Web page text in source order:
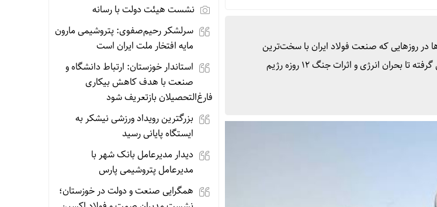
در روزهایی که صنعت فولاد ایران با سخت‌ترین
آزمون‌های دهه اخیر خود روبه‌روست، از تحریم‌های فنی و محدودیت‌های بین‌المللی گرفته تا بحران انرژی و اثرات جنگ ۱۲ روزه رژیم
نشست هیئت دولت با رسانه
سرلشکر رحیم‌صفوی: پتروشیمی مارون
مایه افتخار ملت ایران است
استاندار خوزستان: ارتباط دانشگاه و
صنعت با هدف کاهش بیکاری
فارغ‌التحصیلان بازتعریف شود
بزرگترین رویداد ورزشی نیشکر به
ایستگاه پایانی رسید
دیدار مدیرعامل بانک شهر با
مدیرعامل پتروشیمی پارس
همگرایی صنعت و دولت در خوزستان؛